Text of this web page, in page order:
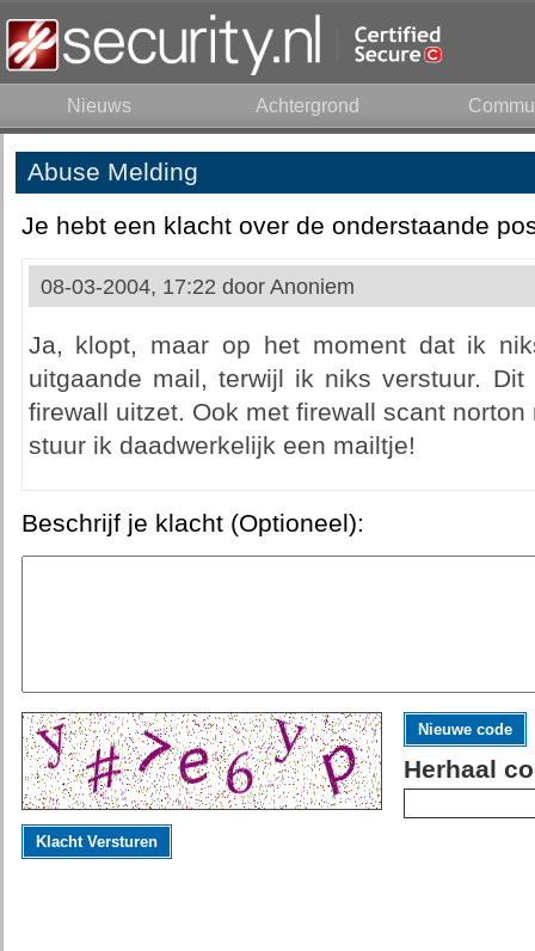
Nieuws Achtergrond
Abuse Melding
Je hebt een klacht over de onderstaande
08-03-2004, 17:22 door Anoniem
Ja, klopt, maar op het moment dat ik
uitgaande mail, terwijl ik niks verstuur.
firewall uitzet. Ook met firewall scant
stuur ik daadwerkelijk een mailtje!
Beschrijf je klacht (Optioneel):
Nieuwe code
Herhaal
Klacht Versturen